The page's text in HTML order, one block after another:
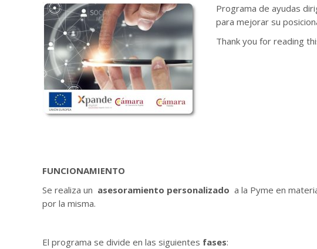
Programa de ayudas
para mejorar su
Thank you for reading
FUNCIONAMIENTO
Se realiza un asesoramiento personalizado a la Pyme en
por la misma.
El programa se divide en las siguientes fases: